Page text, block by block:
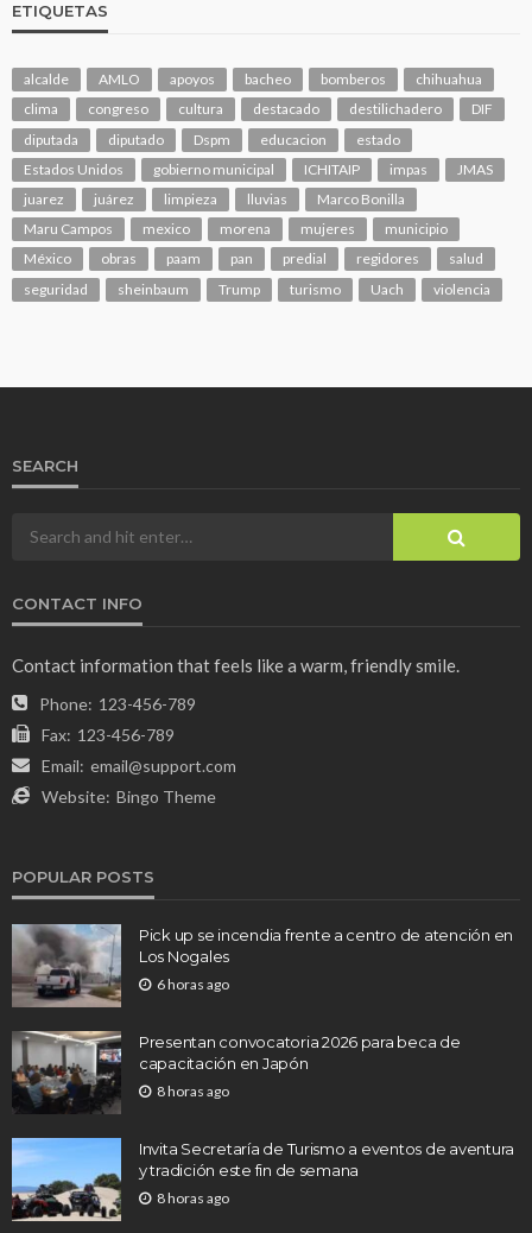
ETIQUETAS
alcalde AMLO apoyos bacheo bomberos
chihuahua
clima
congreso cultura destacado destilichadero
DIF
diputada
diputado Dspm educacion
estado
Estados Unidos
gobierno municipal ICHITAIP impas
JMAS
juarez
juárez limpieza lluvias
Marco Bonilla
Maru Campos
mexico morena mujeres
municipio
México
obras paam pan predial regidores
salud
seguridad
sheinbaum Trump turismo Uach violencia
SEARCH
CONTACT INFO
Contact information that feels like a warm, friendly smile.
Phone: 123-456-789
Fax: 123-456-789
Email: email@support.com
Website: Bingo Theme
POPULAR POSTS
Pick up se incendia frente a centro de atención en
Los Nogales
6 horas ago
Presentan convocatoria 2026 para beca de
capacitación en Japón
8 horas ago
Invita Secretaría de Turismo a eventos de aventura
y tradición este fin de semana
8 horas ago